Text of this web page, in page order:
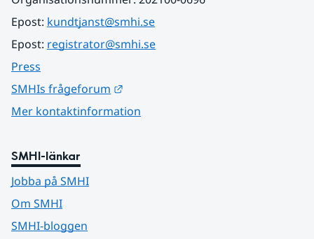
Epost: kundtjanst@smhi.se
Epost: registrator@smhi.se
Press
SMHIs frågeforum
Mer kontaktinformation
SMHI-länkar
Jobba på SMHI
Om SMHI
SMHI-bloggen